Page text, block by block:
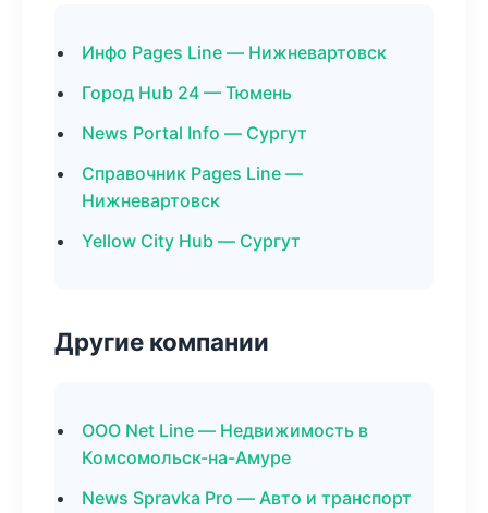
Инфо Pages Line — Нижневартовск
Город Hub 24 — Тюмень
News Portal Info — Сургут
Справочник Pages Line —
Нижневартовск
Yellow City Hub — Сургут
Другие компании
ООО Net Line — Недвижимость в
Комсомольск-на-Амуре
News Spravka Pro — Авто и транспорт